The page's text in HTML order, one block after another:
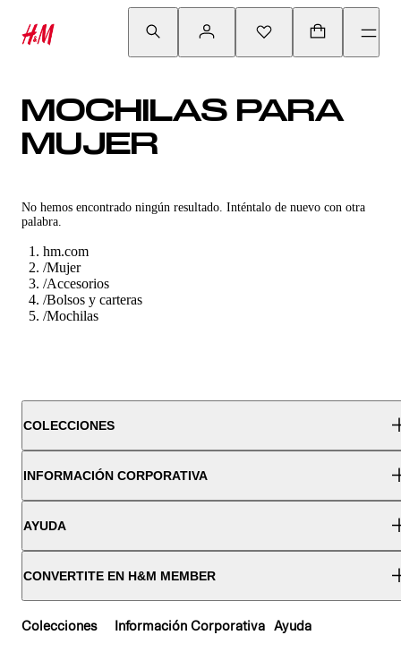
MOCHILAS PARA
MUJER
No hemos encontrado ningún resultado. Inténtalo de nuevo con otra
palabra.
hm.com
/Mujer
/Accesorios
/Bolsos y carteras
/Mochilas
COLECCIONES
INFORMACIÓN CORPORATIVA
AYUDA
CONVERTITE EN H&M MEMBER
Colecciones Información Corporativa Ayuda